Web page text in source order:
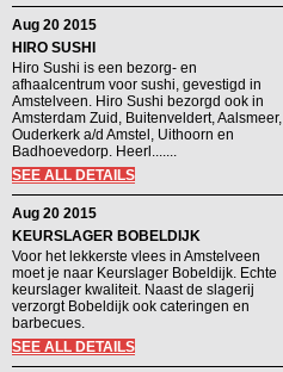
Aug 20 2015
HIRO SUSHI
Hiro Sushi is een bezorg- en
afhaalcentrum voor sushi, gevestigd in
Amstelveen. Hiro Sushi bezorgd ook in
Amsterdam Zuid, Buitenveldert, Aalsmeer,
Ouderkerk a/d Amstel, Uithoorn en
Badhoevedorp. Heerl.......
SEE ALL DETAILS
Aug 20 2015
KEURSLAGER BOBELDIJK
Voor het lekkerste vlees in Amstelveen
moet je naar Keurslager Bobeldijk. Echte
keurslager kwaliteit. Naast de slagerij
verzorgt Bobeldijk ook cateringen en
barbecues.
SEE ALL DETAILS